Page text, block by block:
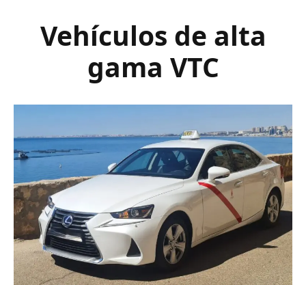
Vehículos de alta
gama VTC